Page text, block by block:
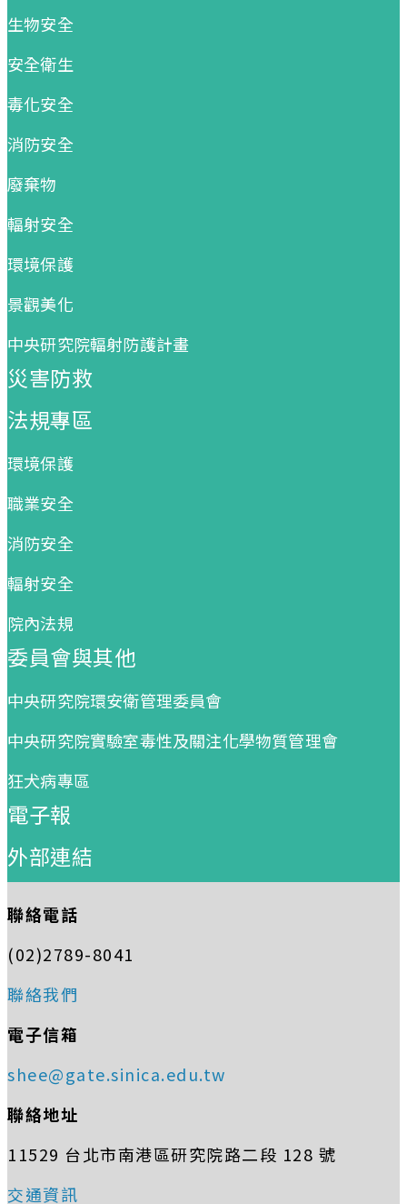
生物安全
安全衛生
毒化安全
消防安全
廢棄物
輻射安全
環境保護
景觀美化
中央研究院輻射防護計畫
災害防救
法規專區
環境保護
職業安全
消防安全
輻射安全
院內法規
委員會與其他
中央研究院環安衛管理委員會
中央研究院實驗室毒性及關注化學物質管理會
狂犬病專區
電子報
外部連結
聯絡電話
(02)2789-8041
聯絡我們
電子信箱
shee@gate.sinica.edu.tw
聯絡地址
11529 台北市南港區研究院路二段 128 號
交通資訊